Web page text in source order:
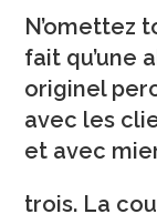
N’omettez
fait qu’une
originel
avec les
et avec
trois. La